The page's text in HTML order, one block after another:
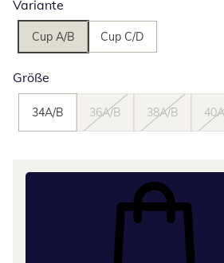
Variante
Cup A/B Cup C/D
Größe
34A/B 36A/B 38A/B